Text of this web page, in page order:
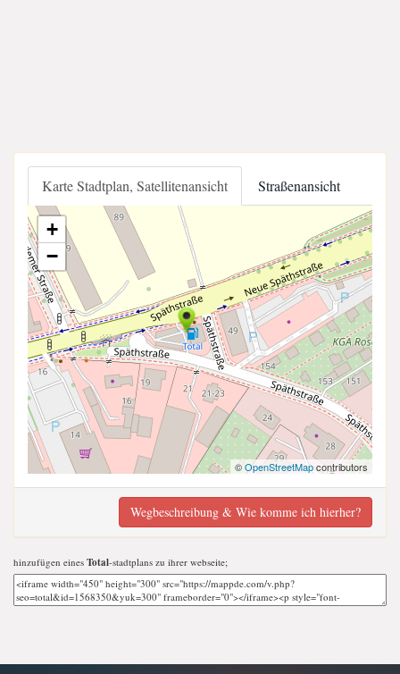
Karte Stadtplan, Satellitenansicht Straßenansicht
+
−
©OpenStreetMapcontributors
Wegbeschreibung & Wie komme ich hierher?
hinzufügen eines Total-stadtplans zu ihrer webseite;